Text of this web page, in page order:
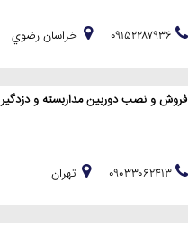
خراسان رضوي
فروش و نصب دوربین مداربسته و دزدگیر
تهران